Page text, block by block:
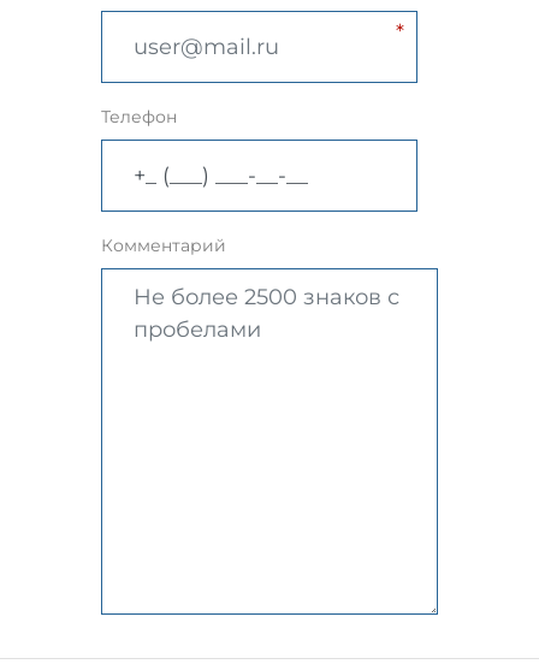
Телефон
Комментарий